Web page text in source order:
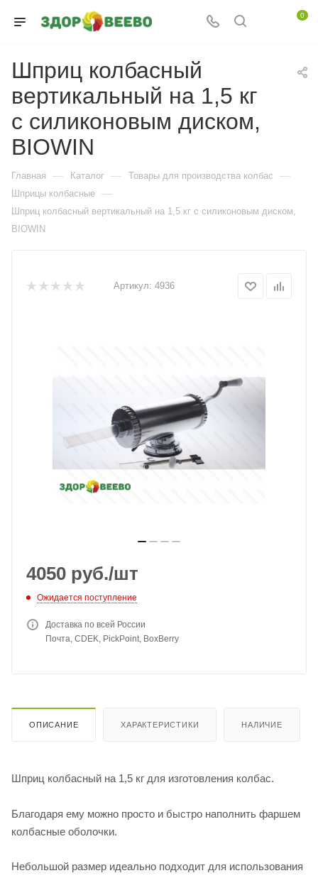
0
Шприц колбасный
вертикальный на 1,5 кг
с силиконовым диском,
BIOWIN
Главная — Каталог — Товары для производства колбас —
Шприцы колбасные —
Шприц колбасный вертикальный на 1,5 кг с силиконовым диском,
BIOWIN
Артикул: 4936
4050 руб./шт
Ожидается поступление
Доставка по всей России
Почта, CDEK, PickPoint, BoxBerry
ОПИСАНИЕ ХАРАКТЕРИСТИКИ НАЛИЧИЕ
Шприц колбасный на 1,5 кг для изготовления колбас.
Благодаря ему можно просто и быстро наполнить фаршем
колбасные оболочки.
Небольшой размер идеально подходит для использования